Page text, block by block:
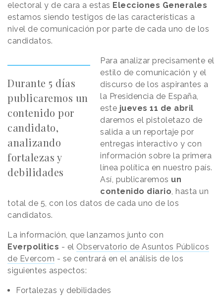
electoral y de cara a estas Elecciones Generales
estamos siendo testigos de las características a
nivel de comunicación por parte de cada uno de los
candidatos.
Durante 5 días
publicaremos un
contenido por
candidato,
analizando
fortalezas y
debilidades
Para analizar precisamente el
estilo de comunicación y el
discurso de los aspirantes a
la Presidencia de España,
este jueves 11 de abril
daremos el pistoletazo de
salida a un reportaje por
entregas interactivo y con
información sobre la primera
línea política en nuestro país.
Así, publicaremos un
contenido diario, hasta un
total de 5, con los datos de cada uno de los
candidatos.
La información, que lanzamos junto con
Everpolitics - el Observatorio de Asuntos Públicos
de Evercom - se centrará en el análisis de los
siguientes aspectos:
Fortalezas y debilidades